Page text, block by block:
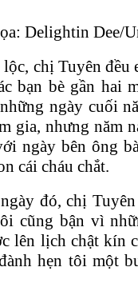
Delightin Dee/
chị Tuyên đều
bạn bè gần hai
ngày cuối
gia, nhưng năm
ngày bên ông
cái cháu chắt.
đó, chị
cũng bận vì
lên lịch chật kín
hẹn tôi một